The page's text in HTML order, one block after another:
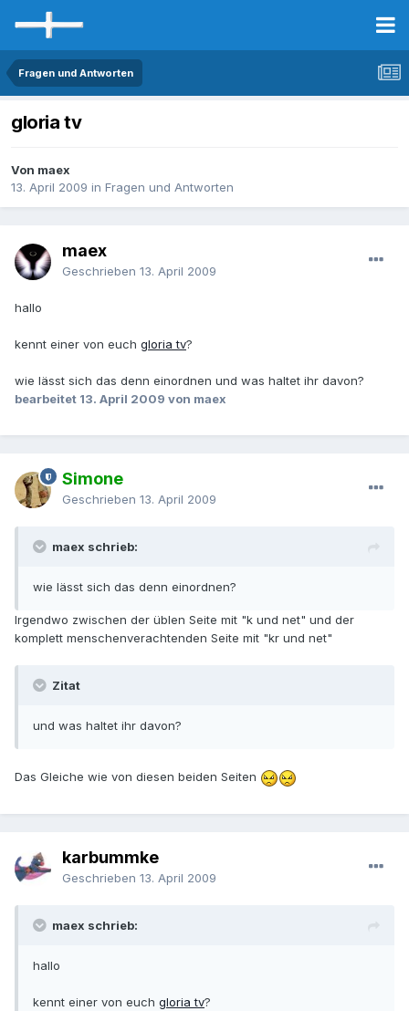
Fragen und Antworten
gloria tv
Von maex
13. April 2009 in Fragen und Antworten
maex
Geschrieben 13. April 2009
hallo
kennt einer von euch gloria tv?
wie lässt sich das denn einordnen und was haltet ihr davon?
bearbeitet 13. April 2009 von maex
Simone
Geschrieben 13. April 2009
maex schrieb:
wie lässt sich das denn einordnen?
Irgendwo zwischen der üblen Seite mit "k und net" und der
komplett menschenverachtenden Seite mit "kr und net"
Zitat
und was haltet ihr davon?
Das Gleiche wie von diesen beiden Seiten
karbummke
Geschrieben 13. April 2009
maex schrieb:
hallo
kennt einer von euch gloria tv?